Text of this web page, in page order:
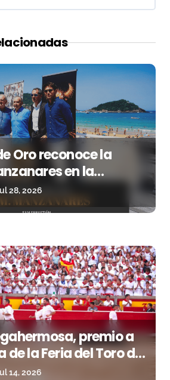
Oro reconoce la
en la
2025
28, 2026
premio a
la Feria del Toro de
14, 2026